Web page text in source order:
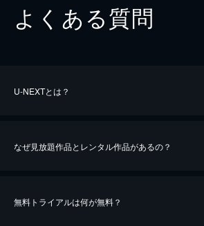
よくある質問
U-NEXTとは？
なぜ見放題作品とレンタル作品があるの？
無料トライアルは何が無料？